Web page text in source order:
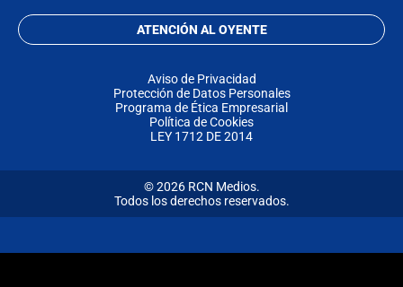
ATENCIÓN AL OYENTE
Aviso de Privacidad
Protección de Datos Personales
Programa de Ética Empresarial
Política de Cookies
LEY 1712 DE 2014
© 2026 RCN Medios.
Todos los derechos reservados.